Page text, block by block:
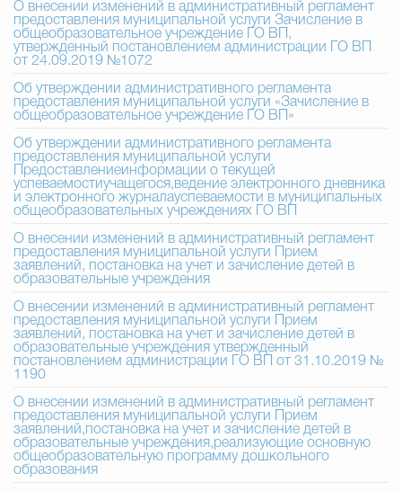
Счётная палата Городского
Избирательная
Гостям Городского
Общественная
Градостроительство и
Открытые
О внесении изменений в административный регламент
предоставления муниципальной услуги Зачисление в
общеобразовательное учреждение ГО ВП,
утвержденный постановлением администрации ГО ВП
от 24.09.2019 №1072
Об утверждении административного регламента
предоставления муниципальной услуги «Зачисление в
общеобразовательное учреждение ГО ВП»
Об утверждении административного регламента
предоставления муниципальной услуги
Предоставлениеинформации о текущей
успеваемостиучащегося,ведение электронного дневника
и электронного журналауспеваемости в муниципальных
общеобразовательных учреждениях ГО ВП
О внесении изменений в административный регламент
предоставления муниципальной услуги Прием
заявлений, постановка на учет и зачисление детей в
образовательные учреждения
О внесении изменений в административный регламент
предоставления муниципальной услуги Прием
заявлений, постановка на учет и зачисление детей в
образовательные учреждения утвержденный
постановлением администрации ГО ВП от 31.10.2019 №
1190
О внесении изменений в административный регламент
предоставления муниципальной услуги Прием
заявлений,постановка на учет и зачисление детей в
образовательные учреждения,реализующие основную
общеобразовательную программу дошкольного
образования